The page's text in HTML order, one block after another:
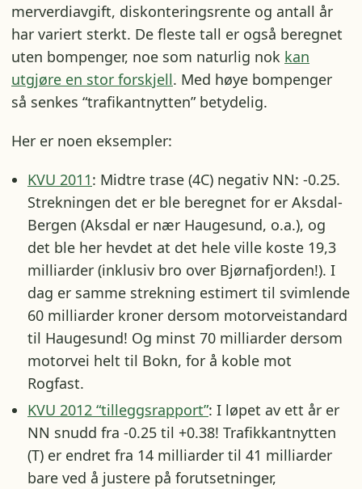
merverdiavgift, diskonteringsrente og antall år
har variert sterkt. De fleste tall er også beregnet
uten bompenger, noe som naturlig nok kan
utgjøre en stor forskjell. Med høye bompenger
så senkes “trafikantnytten” betydelig.
Her er noen eksempler:
KVU 2011: Midtre trase (4C) negativ NN: -0.25.
Strekningen det er ble beregnet for er Aksdal-
Bergen (Aksdal er nær Haugesund, o.a.), og
det ble her hevdet at det hele ville koste 19,3
milliarder (inklusiv bro over Bjørnafjorden!). I
dag er samme strekning estimert til svimlende
60 milliarder kroner dersom motorveistandard
til Haugesund! Og minst 70 milliarder dersom
motorvei helt til Bokn, for å koble mot
Rogfast.
KVU 2012 “tilleggsrapport”: I løpet av ett år er
NN snudd fra -0.25 til +0.38! Trafikkantnytten
(T) er endret fra 14 milliarder til 41 milliarder
bare ved å justere på forutsetninger,